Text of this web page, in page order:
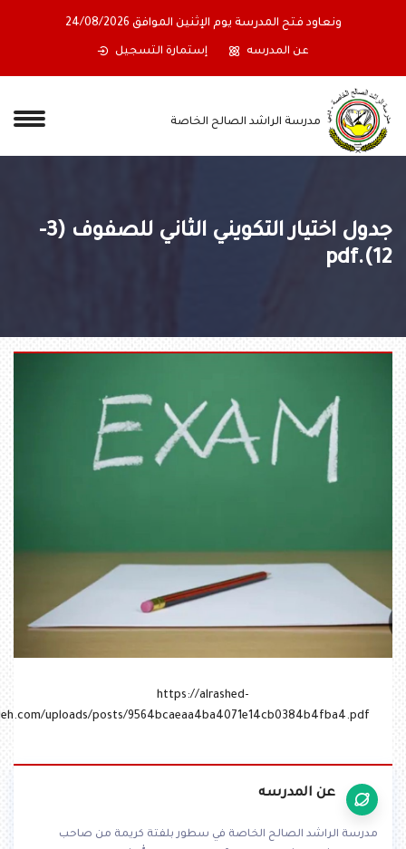
ونعاود فتح المدرسة يوم الإثنين الموافق 24/08/2026
عن المدرسه إستمارة التسجيل
مدرسة الراشد الصالح الخاصة
جدول اختيار التكويني الثاني للصفوف (3-
https://alrashed-
alsaleh.com/uploads/posts/9564bcaeaa4ba4071e14cb0384b4fba4.pdf
عن المدرسه
مدرسة الراشد الصالح الخاصة في سطور بلفتة كريمة من صاحب